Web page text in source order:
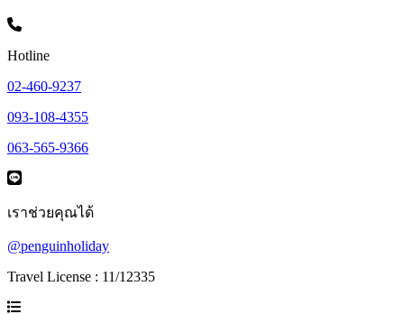
Hotline
02-460-9237
093-108-4355
063-565-9366
เราช่วยคุณได้
@penguinholiday
Travel License : 11/12335